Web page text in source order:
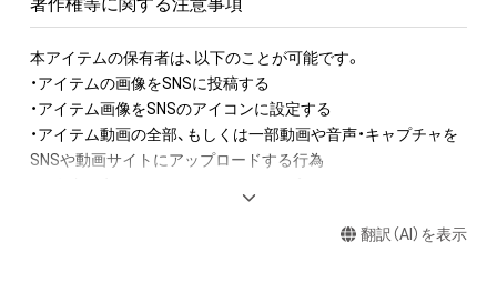
著作権等に関する注意事項
本アイテムの保有者は、以下のことが可能です。
・アイテムの画像をSNSに投稿する
・アイテム画像をSNSのアイコンに設定する
・アイテム動画の全部、もしくは一部動画や音声・キャプチャを
SNSや動画サイトにアップロードする行為
・アイテムの画像を使用してメッセージカードを制作し友達に
翻訳（AI）を表示